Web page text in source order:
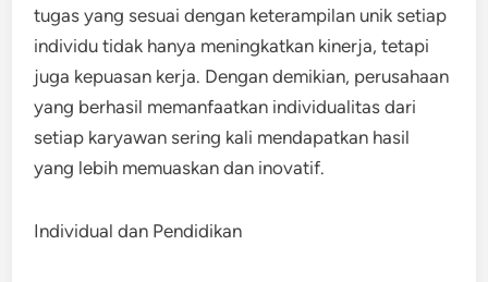
tugas yang sesuai dengan keterampilan unik setiap
individu tidak hanya meningkatkan kinerja, tetapi
juga kepuasan kerja. Dengan demikian, perusahaan
yang berhasil memanfaatkan individualitas dari
setiap karyawan sering kali mendapatkan hasil
yang lebih memuaskan dan inovatif.
Individual dan Pendidikan